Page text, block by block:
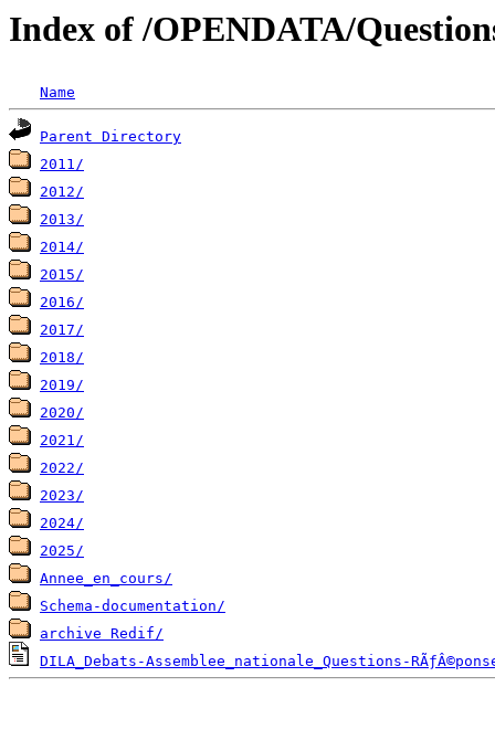
Index of /OPENDATA/
Name
Parent Directory
2011/
2012/
2013/
2014/
2015/
2016/
2017/
2018/
2019/
2020/
2021/
2022/
2023/
2024/
2025/
Annee_en_cours/
Schema-documentation/
archive Redif/
DILA_Debats-Assemblee_nationale_Questions-